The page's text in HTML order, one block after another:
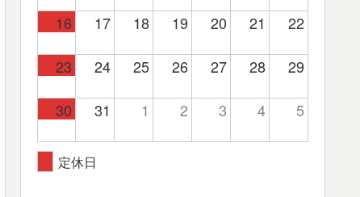
16 17 18 19 20 21 22
23 24 25 26 27 28 29
30 31 1 2 3 4 5
定休日